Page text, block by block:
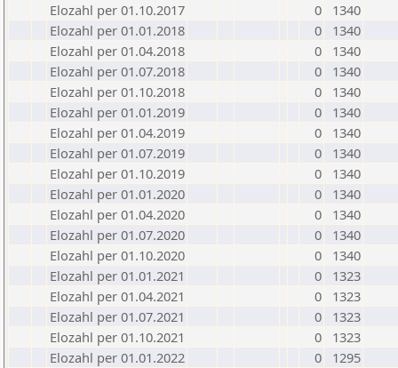
Elozahl per 01.10.2017
0
1340
Elozahl per 01.01.2018
0
1340
Elozahl per 01.04.2018
0
1340
Elozahl per 01.07.2018
0
1340
Elozahl per 01.10.2018
0
1340
Elozahl per 01.01.2019
0
1340
Elozahl per 01.04.2019
0
1340
Elozahl per 01.07.2019
0
1340
Elozahl per 01.10.2019
0
1340
Elozahl per 01.01.2020
0
1340
Elozahl per 01.04.2020
0
1340
Elozahl per 01.07.2020
0
1340
Elozahl per 01.10.2020
0
1340
Elozahl per 01.01.2021
0
1323
Elozahl per 01.04.2021
0
1323
Elozahl per 01.07.2021
0
1323
Elozahl per 01.10.2021
0
1323
Elozahl per 01.01.2022
0
1295